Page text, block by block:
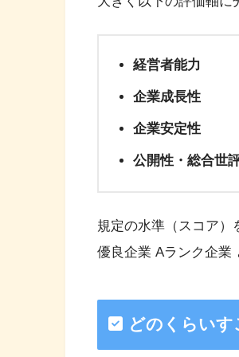
経営者能力
企業成長性
企業安定性
公開性・総合世
規定の水準（スコア）
優良企業 Aランク企業
どのくらいす